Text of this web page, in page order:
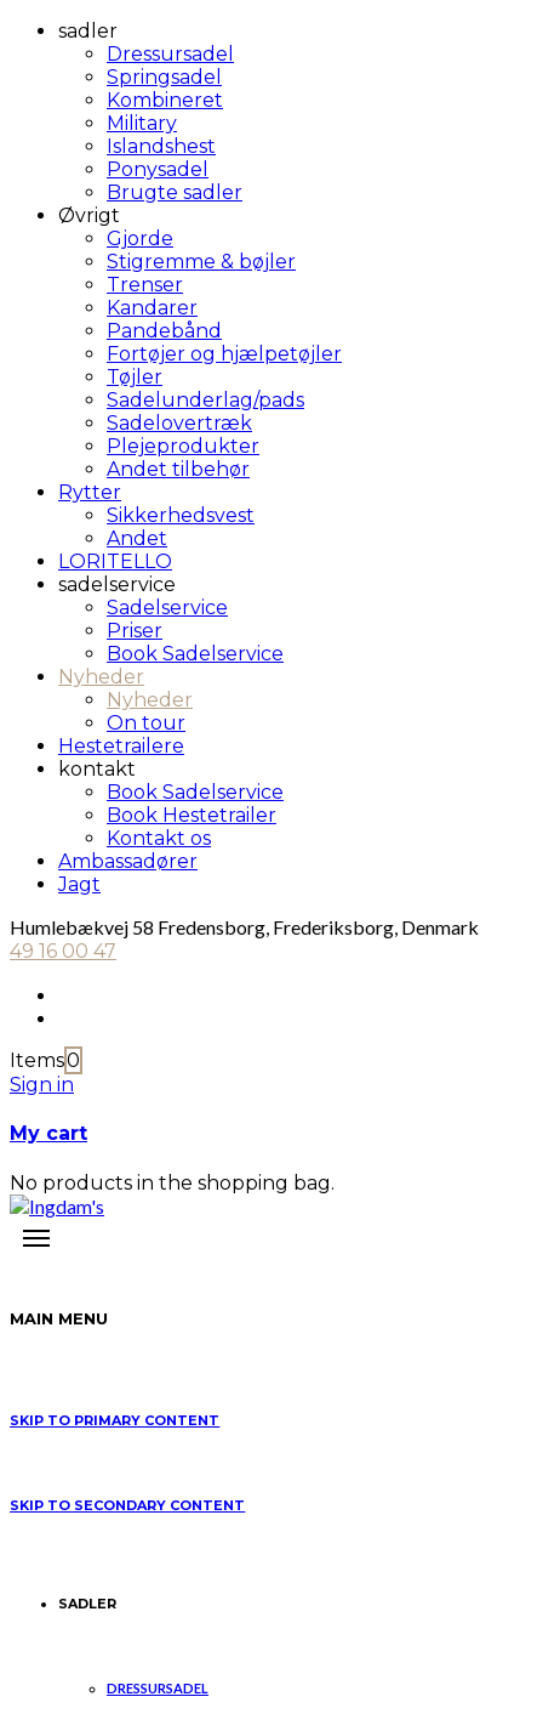
sadler
Dressursadel
Springsadel
Kombineret
Military
Islandshest
Ponysadel
Brugte sadler
Øvrigt
Gjorde
Stigremme & bøjler
Trenser
Kandarer
Pandebånd
Fortøjer og hjælpetøjler
Tøjler
Sadelunderlag/pads
Sadelovertræk
Plejeprodukter
Andet tilbehør
Rytter
Sikkerhedsvest
Andet
LORITELLO
sadelservice
Sadelservice
Priser
Book Sadelservice
Nyheder
Nyheder
On tour
Hestetrailere
kontakt
Book Sadelservice
Book Hestetrailer
Kontakt os
Ambassadører
Jagt
Humlebækvej 58 Fredensborg, Frederiksborg, Denmark
49 16 00 47
Items0
Sign in
My cart
No products in the shopping bag.
MAIN MENU
SKIP TO PRIMARY CONTENT
SKIP TO SECONDARY CONTENT
SADLER
DRESSURSADEL